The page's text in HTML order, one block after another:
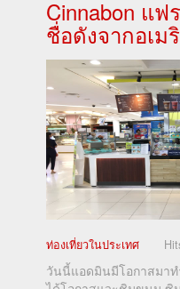
Cinnabon แ
ชื่อดังจากอเม
ท่องเที่ยวในประเทศ
วันนี้แอดมินมีโอกาสมาท